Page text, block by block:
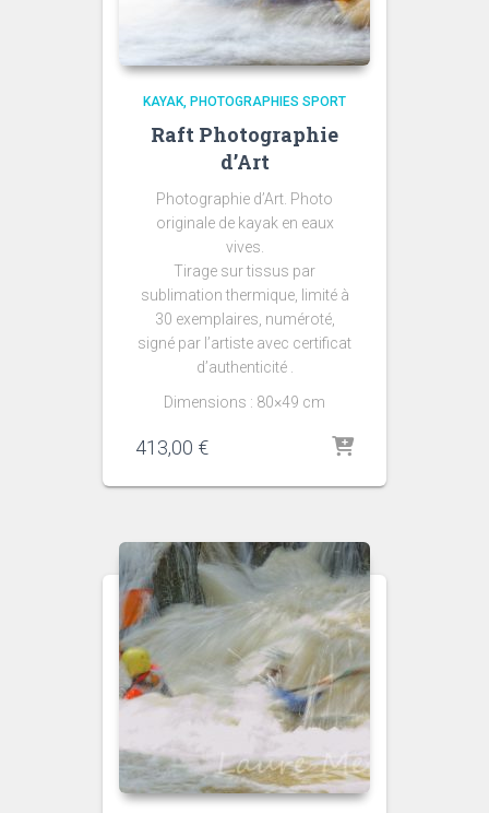
KAYAK PHOTOGRAPHIES SPORT
Raft Photographie
d’Art
Photographie d’Art. Photo
originale de kayak en eaux
vives.
Tirage sur tissus par
sublimation thermique, limité à
30 exemplaires, numéroté,
signé par l’artiste avec certificat
d’authenticité .
Dimensions : 80×49 cm
413,00 €